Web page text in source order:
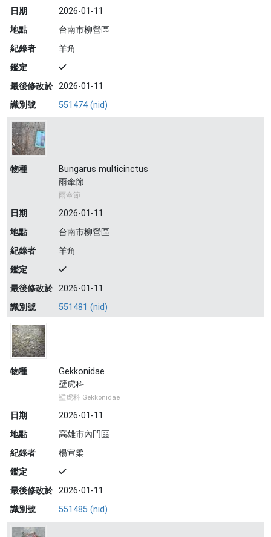
日期
2026-01-11
地點
台南市柳營區
紀錄者
羊角
鑑定
最後修改於 2026-01-11
識別號
551474 (nid)
物種
Bungarus multicinctus
雨傘節
雨傘節
日期
2026-01-11
地點
台南市柳營區
紀錄者
羊角
鑑定
最後修改於 2026-01-11
識別號
551481 (nid)
物種
Gekkonidae
壁虎科
壁虎科 Gekkonidae
日期
2026-01-11
地點
高雄市內門區
紀錄者
楊宣柔
鑑定
最後修改於 2026-01-11
識別號
551485 (nid)